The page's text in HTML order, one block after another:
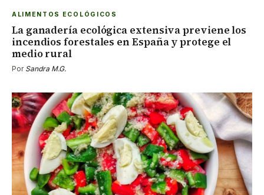
ALIMENTOS ECOLÓGICOS
La ganadería ecológica extensiva previene los
incendios forestales en España y protege el
medio rural
Por Sandra M.G.